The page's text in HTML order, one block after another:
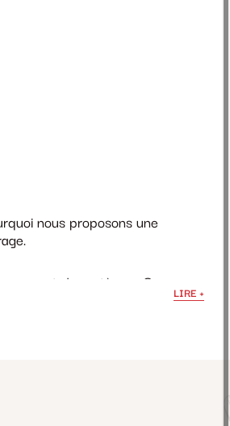
nous proposons une
et de systèmes. Que vous
LIRE +